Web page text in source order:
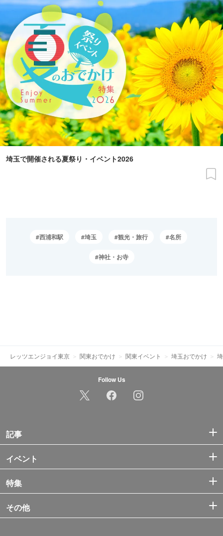
埼玉で開催される夏祭り・イベント2026
西浦和駅 埼玉 観光・旅行 名所
神社・お寺
レッツエンジョイ東京 関東おでかけ 関東イベント 埼玉おでかけ
Follow Us
記事
イベント
特集
その他